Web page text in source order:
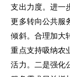
支出力度。进一
更多转向公共服
倾斜。合理加大
重点支持吸纳农
活力。二是强化